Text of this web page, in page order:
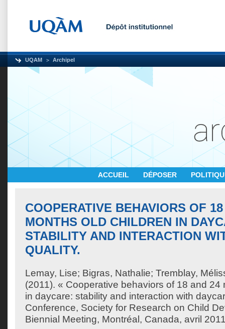
UQAM Archipel
ACCUEIL DÉPOSER
COOPERATIVE BEHAVIORS OF
MONTHS OLD CHILDREN IN
STABILITY AND INTERACTION
QUALITY.
Lemay, Lise; Bigras, Nathalie; Tremblay,
(2011). « Cooperative behaviors of 18 and 24
in daycare: stability and interaction with
Conference, Society for Research on Child
Biennial Meeting, Montréal, Canada, avril